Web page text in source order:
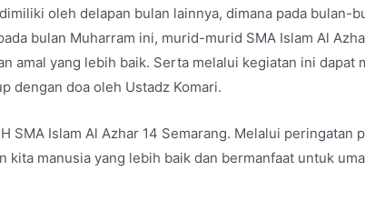
oleh delapan bulan lainnya, dimana pada bulan-
bulan Muharram ini, murid-murid SMA Islam Al
amal yang lebih baik. Serta melalui kegiatan ini dapat
dengan doa oleh Ustadz Komari.
Islam Al Azhar 14 Semarang. Melalui peringatan
manusia yang lebih baik dan bermanfaat untuk